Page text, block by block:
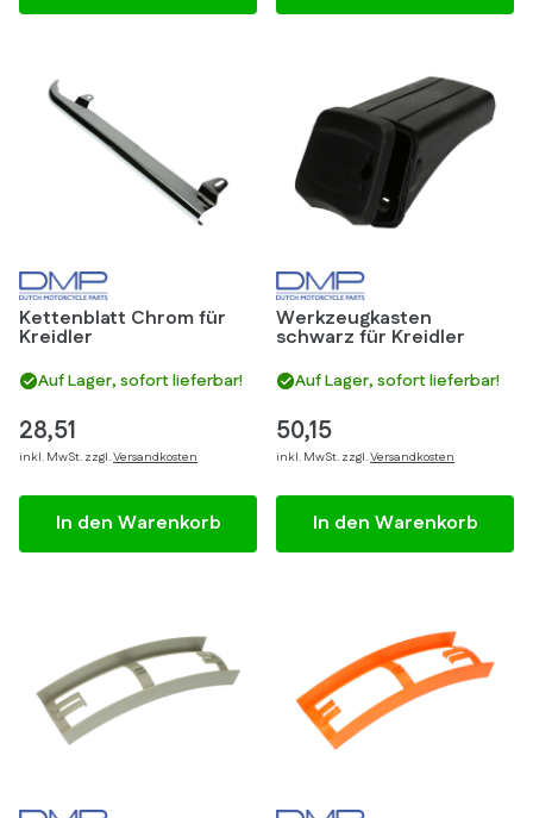
Kettenblatt Chrom für
Kreidler
Auf Lager, sofort lieferbar!
28,51
inkl. MwSt. zzgl.Versandkosten
In den Warenkorb
Werkzeugkasten
schwarz für Kreidler
Auf Lager, sofort lieferbar!
50,15
inkl. MwSt. zzgl.Versandkosten
In den Warenkorb